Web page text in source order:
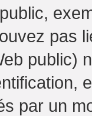
pas
public)
par un